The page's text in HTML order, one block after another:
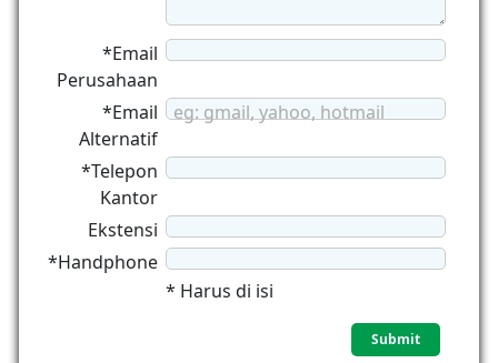
*Email
Perusahaan
*Email
Alternatif
eg: gmail, yahoo, hotmail
*Telepon
Kantor
Ekstensi
*Handphone
* Harus di isi